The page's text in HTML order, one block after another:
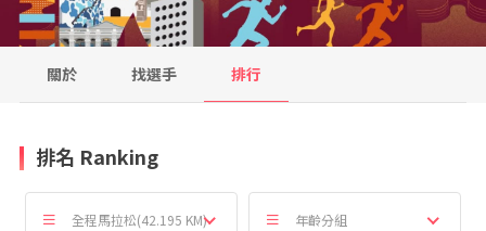
關於 找選手 排行
排名 Ranking
全程馬拉松(42.195 KM) 年齡分組